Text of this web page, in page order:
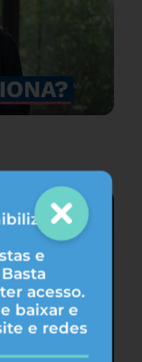
e
acesso.
baixar e
e redes